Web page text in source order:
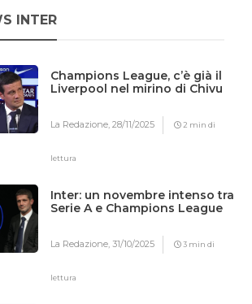
INTER
Champions League, c’è già il
Liverpool nel mirino di Chivu
La Redazione,28/11/2025 2 min di
lettura
Inter: un novembre intenso tra
Serie A e Champions League
La Redazione,31/10/2025 3 min di
lettura